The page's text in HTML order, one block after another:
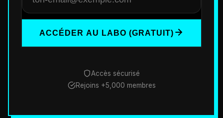
ACCÉDER AU LABO (GRATUIT)
Accès sécurisé
Rejoins +5,000 membres